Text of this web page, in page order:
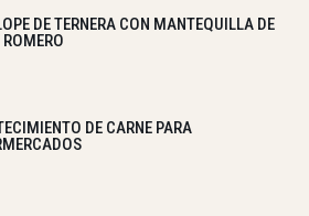
DE TERNERA CON MANTEQUILLA DE
DE CARNE PARA